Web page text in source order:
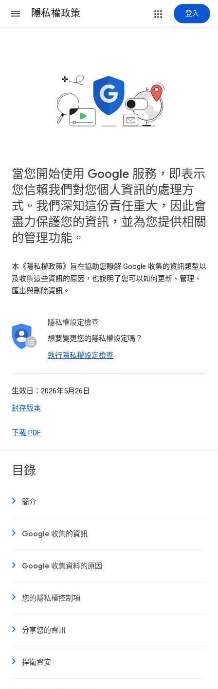
隱私權政策 登入
當您開始使用 Google 服務，即表示
您信賴我們對您個人資訊的處理方
式。我們深知這份責任重大，因此會
盡力保護您的資訊，並為您提供相關
的管理功能。
本《隱私權政策》旨在協助您瞭解 Google 收集的資訊類型以
及收集這些資訊的原因，也說明了您可以如何更新、管理、
匯出與刪除資訊。
隱私權設定檢查
想要變更您的隱私權設定嗎？
執行隱私權設定檢查
生效日：2026年5月26日
封存版本
下載 PDF
目錄
簡介
Google 收集的資訊
Google 收集資料的原因
您的隱私權控制項
分享您的資訊
捍衛資安